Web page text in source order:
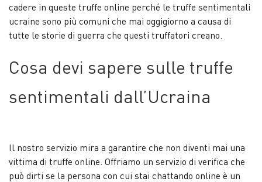
cadere in queste truffe online perché le truffe sentimentali
ucraine sono più comuni che mai oggigiorno a causa di
tutte le storie di guerra che questi truffatori creano.
Cosa devi sapere sulle truffe
sentimentali dall’Ucraina
Il nostro servizio mira a garantire che non diventi mai una
vittima di truffe online. Offriamo un servizio di verifica che
può dirti se la persona con cui stai chattando online è un